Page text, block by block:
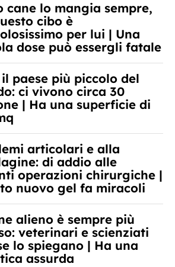
cane lo mangia sempre,
cibo è
per lui | Una
dose può essergli fatale
il paese più piccolo del
ci vivono circa 30
| Ha una superficie di
articolari e alla
di addio alle
operazioni chirurgiche |
nuovo gel fa miracoli
alieno è sempre più
veterinari e scienziati
lo spiegano | Ha una
assurda